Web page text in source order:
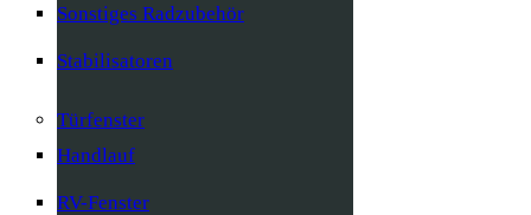
Sonstiges Radzubehör
Stabilisatoren
Türfenster
Handlauf
RV-Fenster